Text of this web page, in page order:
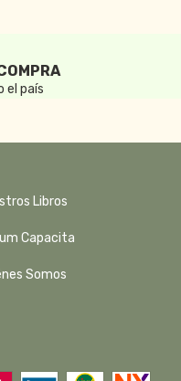
el país
Libros
Capacita
Somos